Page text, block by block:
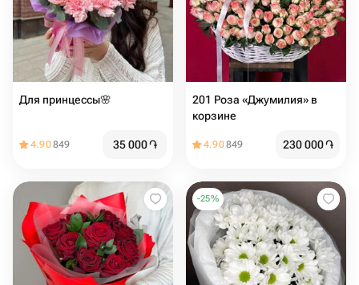
Для принцессы🌸
4.90849 35 000֏
201 Роза «Джумилия» в
корзине
4.90849 230 000֏
-25%